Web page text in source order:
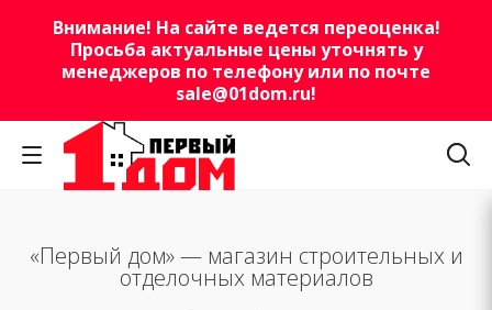
Внимание! На сайте ведется переоценка!
Просьба актуальные цены уточнять у
менеджеров по телефону или по почте
sale@01dom.ru!
«Первый дом» — магазин строительных и
отделочных материалов